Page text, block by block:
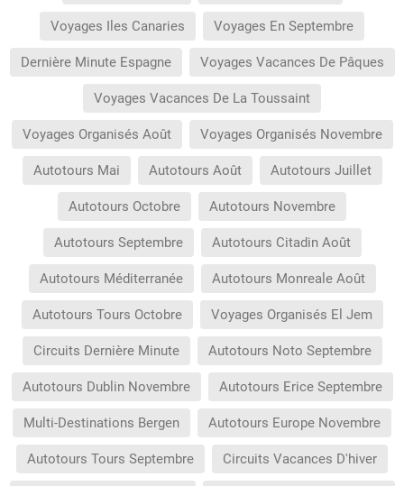
Voyages Iles Canaries Voyages En Septembre
Dernière Minute Espagne Voyages Vacances De Pâques
Voyages Vacances De La Toussaint
Voyages Organisés Août Voyages Organisés Novembre
Autotours Mai Autotours Août Autotours Juillet
Autotours Octobre Autotours Novembre
Autotours Septembre Autotours Citadin Août
Autotours Méditerranée Autotours Monreale Août
Autotours Tours Octobre Voyages Organisés El Jem
Circuits Dernière Minute Autotours Noto Septembre
Autotours Dublin Novembre Autotours Erice Septembre
Multi-Destinations Bergen Autotours Europe Novembre
Autotours Tours Septembre Circuits Vacances D'hiver